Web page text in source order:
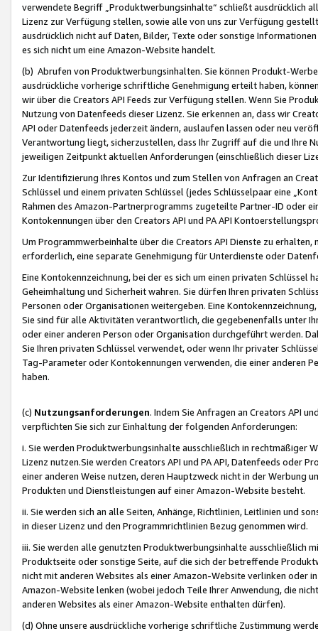
verwendete Begriff „Produktwerbungsinhalte“ schließt ausdrücklich
Lizenz zur Verfügung stellen, sowie alle von uns zur Verfügung
ausdrücklich nicht auf Daten, Bilder, Texte oder sonstige
es sich nicht um eine Amazon-Website handelt.
(b) Abrufen von Produktwerbungsinhalten. Sie können Produkt-
ausdrückliche vorherige schriftliche Genehmigung erteilt haben,
wir über die Creators API Feeds zur Verfügung stellen. Wenn Sie
Nutzung von Datenfeeds dieser Lizenz. Sie erkennen an, dass wir
API oder Datenfeeds jederzeit ändern, auslaufen lassen oder neu
Verantwortung liegt, sicherzustellen, dass Ihr Zugriff auf die und Ihre
jeweiligen Zeitpunkt aktuellen Anforderungen (einschließlich dieser
Zur Identifizierung Ihres Kontos und zum Stellen von Anfragen an
Schlüssel und einem privaten Schlüssel (jedes Schlüsselpaar eine
Rahmen des Amazon-Partnerprogramms zugeteilte Partner-ID oder
Kontokennungen über den Creators API und PA API
Um Programmwerbeinhalte über die Creators API Dienste zu
erforderlich, eine separate Genehmigung für Unterdienste oder
Eine Kontokennzeichnung, bei der es sich um einen privaten
Geheimhaltung und Sicherheit wahren. Sie dürfen Ihren privaten
Personen oder Organisationen weitergeben. Eine
Sie sind für alle Aktivitäten verantwortlich, die gegebenenfalls unter
oder einer anderen Person oder Organisation durchgeführt werden.
Sie Ihren privaten Schlüssel verwendet, oder wenn Ihr privater
Tag-Parameter oder Kontokennungen verwenden, die einer anderen
haben.
(c) Nutzungsanforderungen. Indem Sie Anfragen an Creators API
verpflichten Sie sich zur Einhaltung der folgenden Anforderungen:
i. Sie werden Produktwerbungsinhalte ausschließlich in rechtmäßiger
Lizenz nutzen.Sie werden Creators API und PA API, Datenfeeds oder
einer anderen Weise nutzen, deren Hauptzweck nicht in der Werbung
Produkten und Dienstleistungen auf einer Amazon-Website besteht.
ii. Sie werden sich an alle Seiten, Anhänge, Richtlinien, Leitlinien und
in dieser Lizenz und den Programmrichtlinien Bezug genommen wird.
iii. Sie werden alle genutzten Produktwerbungsinhalte ausschließlich
Produktseite oder sonstige Seite, auf die sich der betreffende
nicht mit anderen Websites als einer Amazon-Website verlinken oder
Amazon-Website lenken (wobei jedoch Teile Ihrer Anwendung, die
anderen Websites als einer Amazon-Website enthalten dürfen).
(d) Ohne unsere ausdrückliche vorherige schriftliche Zustimmung